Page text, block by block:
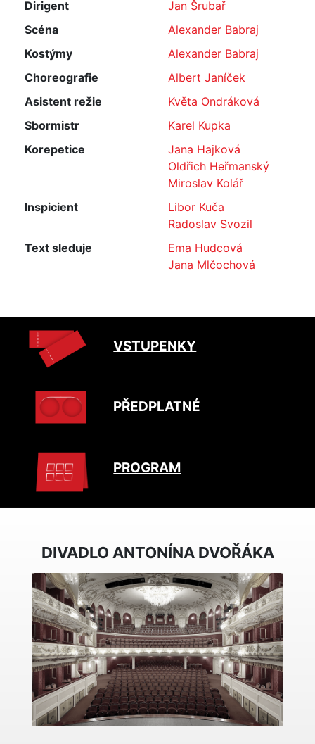
Dirigent
Jan Šrubař
Scéna
Alexander Babraj
Kostýmy
Alexander Babraj
Choreografie
Albert Janíček
Asistent režie
Květa Ondráková
Sbormistr
Karel Kupka
Korepetice
Jana Hajková
Oldřich Heřmanský
Miroslav Kolář
Inspicient
Libor Kuča
Radoslav Svozil
Text sleduje
Ema Hudcová
Jana Mlčochová
VSTUPENKY
PŘEDPLATNÉ
PROGRAM
DIVADLO ANTONÍNA DVOŘÁKA